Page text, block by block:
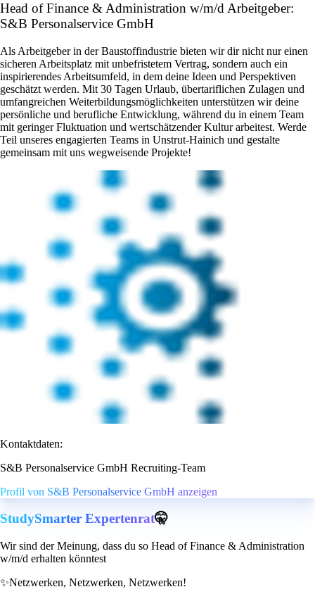
Head of Finance & Administration w/m/d Arbeitgeber:
S&B Personalservice GmbH
Als Arbeitgeber in der Baustoffindustrie bieten wir dir nicht nur einen
sicheren Arbeitsplatz mit unbefristetem Vertrag, sondern auch ein
inspirierendes Arbeitsumfeld, in dem deine Ideen und Perspektiven
geschätzt werden. Mit 30 Tagen Urlaub, übertariflichen Zulagen und
umfangreichen Weiterbildungsmöglichkeiten unterstützen wir deine
persönliche und berufliche Entwicklung, während du in einem Team
mit geringer Fluktuation und wertschätzender Kultur arbeitest. Werde
Teil unseres engagierten Teams in Unstrut-Hainich und gestalte
gemeinsam mit uns wegweisende Projekte!
Kontaktdaten:
S&B Personalservice GmbH Recruiting-Team
Profil von S&B Personalservice GmbH anzeigen
StudySmarter Expertenrat🤫
Wir sind der Meinung, dass du so Head of Finance & Administration
w/m/d erhalten könntest
✨Netzwerken, Netzwerken, Netzwerken!